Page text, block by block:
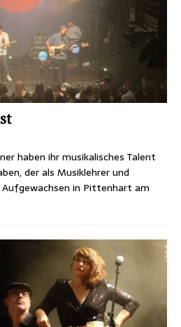
haben ihr musikalisches Talent
der als Musiklehrer und
in Pittenhart am